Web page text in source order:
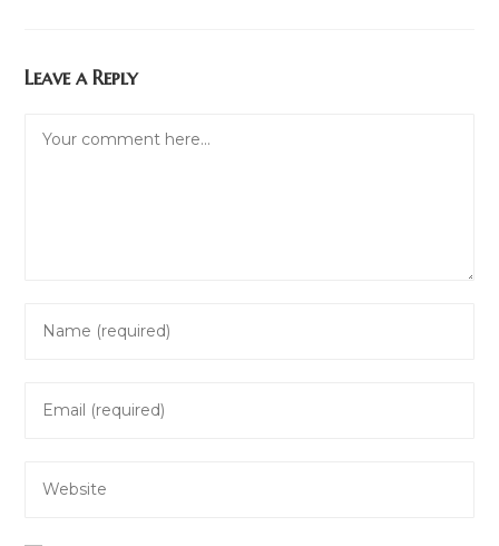
Leave a Reply
comment
address